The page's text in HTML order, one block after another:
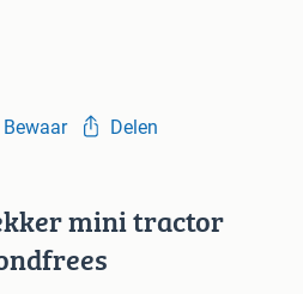
Bewaar Delen
mini tractor